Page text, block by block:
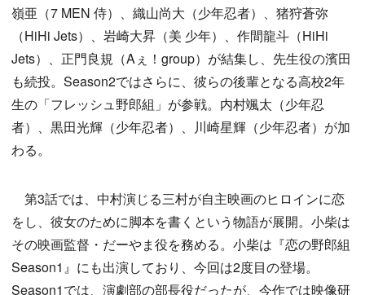
嶺亜（7 MEN 侍）、織山尚大（少年忍者）、猪狩蒼弥
（HiHi Jets）、岩崎大昇（美 少年）、作間龍斗（HiHi
Jets）、正門良規（Aぇ！group）が結集し、先生役の濱田
も続投。Season2ではさらに、彼らの後輩となる高校2年
生の「フレッシュ野郎組」が参戦。内村颯太（少年忍
者）、黒田光輝（少年忍者）、川崎星輝（少年忍者）が加
わる。
第3話では、中村演じる三村が自主映画のヒロインに恋
をし、彼女のために脚本を書くという物語が展開。小柴は
その映画監督・だーやま役を務める。小柴は『恋の野郎組
Season1』にも出演しており、今回は2度目の登場。
Season1では、演劇部の部長役だったが、今作では映像研